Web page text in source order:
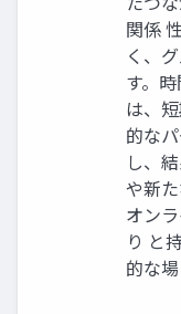
関係
く、
す。
は、
的な
し、
や新
オン
り と
的な場